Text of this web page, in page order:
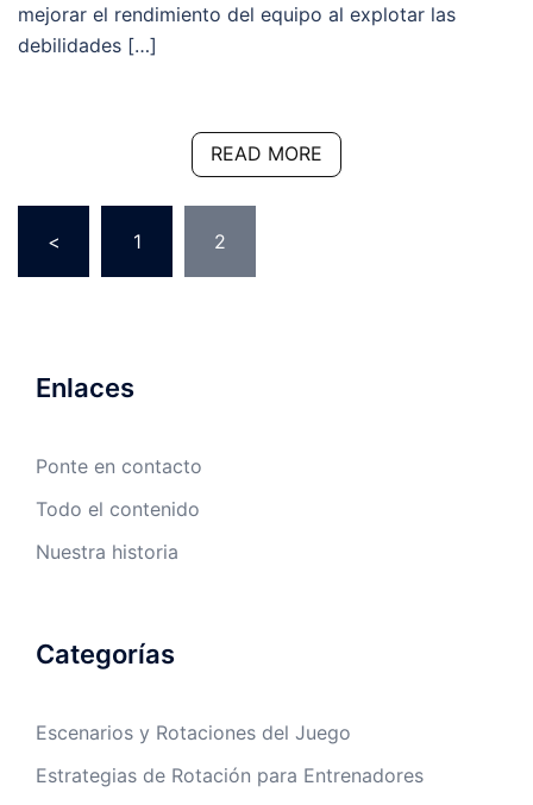
mejorar el rendimiento del equipo al explotar las
debilidades […]
READ MORE
pagination
< 1 2
Enlaces
Ponte en contacto
Todo el contenido
Nuestra historia
Categorías
Escenarios y Rotaciones del Juego
Estrategias de Rotación para Entrenadores